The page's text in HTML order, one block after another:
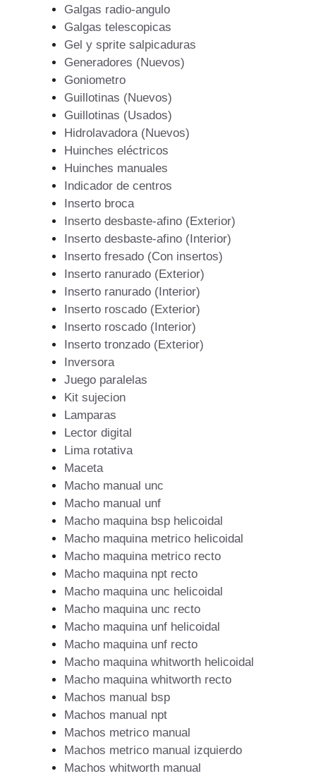
Galgas radio-angulo
Galgas telescopicas
Gel y sprite salpicaduras
Generadores (Nuevos)
Goniometro
Guillotinas (Nuevos)
Guillotinas (Usados)
Hidrolavadora (Nuevos)
Huinches eléctricos
Huinches manuales
Indicador de centros
Inserto broca
Inserto desbaste-afino (Exterior)
Inserto desbaste-afino (Interior)
Inserto fresado (Con insertos)
Inserto ranurado (Exterior)
Inserto ranurado (Interior)
Inserto roscado (Exterior)
Inserto roscado (Interior)
Inserto tronzado (Exterior)
Inversora
Juego paralelas
Kit sujecion
Lamparas
Lector digital
Lima rotativa
Maceta
Macho manual unc
Macho manual unf
Macho maquina bsp helicoidal
Macho maquina metrico helicoidal
Macho maquina metrico recto
Macho maquina npt recto
Macho maquina unc helicoidal
Macho maquina unc recto
Macho maquina unf helicoidal
Macho maquina unf recto
Macho maquina whitworth helicoidal
Macho maquina whitworth recto
Machos manual bsp
Machos manual npt
Machos metrico manual
Machos metrico manual izquierdo
Machos whitworth manual